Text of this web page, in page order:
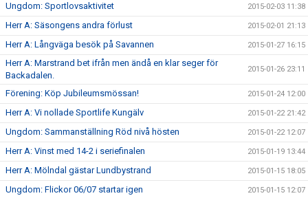
Ungdom: Sportlovsaktivitet 2015-02-03 11:38
Herr A: Säsongens andra förlust 2015-02-01 21:13
Herr A: Långväga besök på Savannen 2015-01-27 16:15
Herr A: Marstrand bet ifrån men ändå en klar seger för
Backadalen.
2015-01-26 23:11
Förening: Köp Jubileumsmössan! 2015-01-24 12:00
Herr A: Vi nollade Sportlife Kungälv 2015-01-22 21:42
Ungdom: Sammanställning Röd nivå hösten 2015-01-22 12:07
Herr A: Vinst med 14-2 i seriefinalen 2015-01-19 13:44
Herr A: Mölndal gästar Lundbystrand 2015-01-15 18:05
Ungdom: Flickor 06/07 startar igen 2015-01-15 12:07